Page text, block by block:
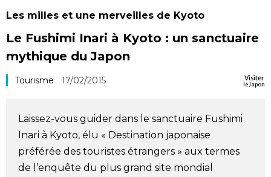
Русский
Économie
Culture
Gastronomie
Les milles et une merveilles de Kyoto
Le Fushimi Inari à Kyoto : un sanctuaire
mythique du Japon
Visiter
le Japon
Tourisme 17/02/2015
Laissez-vous guider dans le sanctuaire Fushimi
Inari à Kyoto, élu « Destination japonaise
préférée des touristes étrangers » aux termes
de l’enquête du plus grand site mondial